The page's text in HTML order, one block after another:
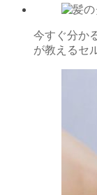
今すぐ分か
が教えるセ